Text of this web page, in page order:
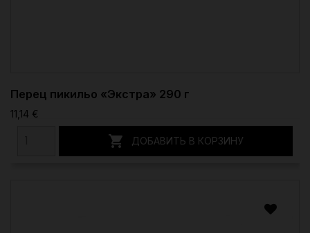
Перец пикильо «Экстра» 290 г
11,14 €
 ДОБАВИТЬ В КОРЗИНУ